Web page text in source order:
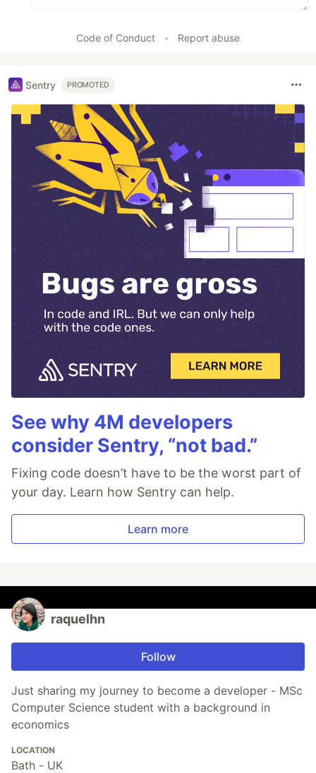
Code of Conduct • Report abuse
Sentry PROMOTED
See why 4M developers
consider Sentry, “not bad.”
Fixing code doesn’t have to be the worst part of
your day. Learn how Sentry can help.
Learn more
raquelhn
Follow
Just sharing my journey to become a developer - MSc
Computer Science student with a background in
economics
LOCATION
Bath - UK